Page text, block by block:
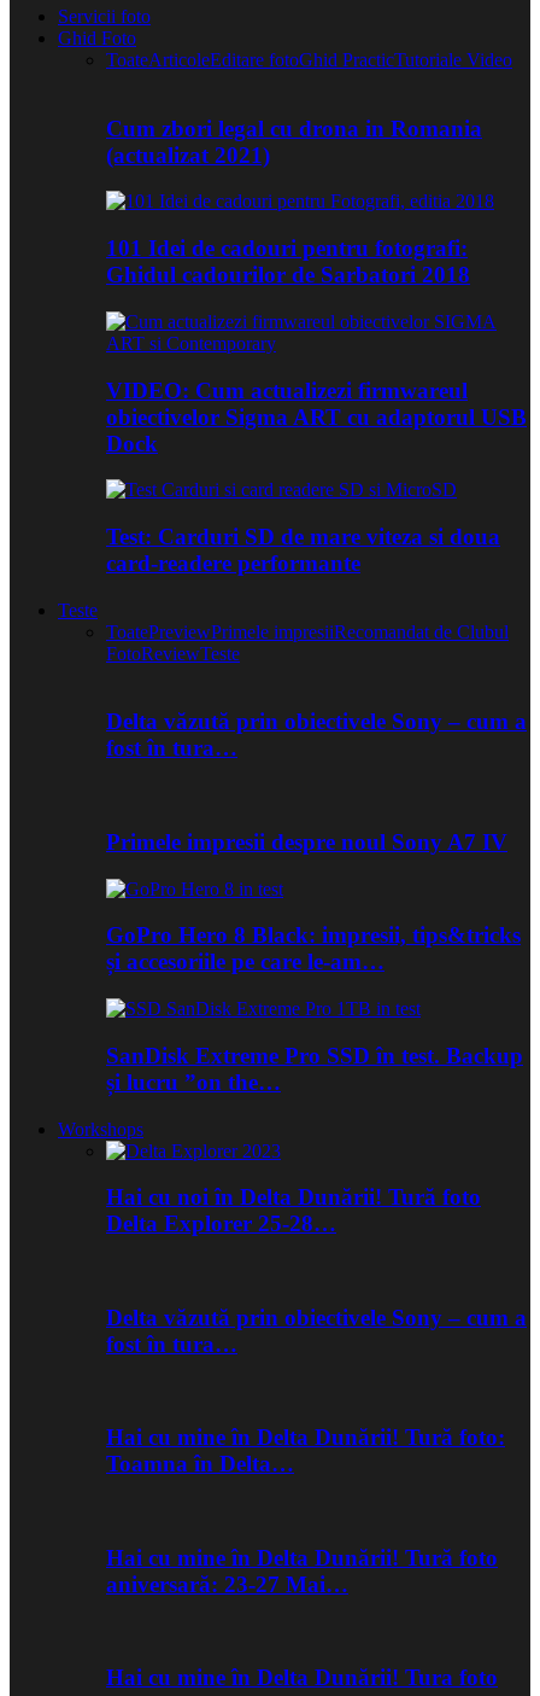
Servicii foto
Ghid Foto
ToateArticoleEditare fotoGhid PracticTutoriale Video
Cum zbori legal cu drona in Romania
(actualizat 2021)
101 Idei de cadouri pentru fotografi:
Ghidul cadourilor de Sarbatori 2018
VIDEO: Cum actualizezi firmwareul
obiectivelor Sigma ART cu adaptorul USB
Dock
Test: Carduri SD de mare viteza si doua
card-readere performante
Teste
ToatePreviewPrimele impresiiRecomandat de Clubul
FotoReviewTeste
Delta văzută prin obiectivele Sony – cum a
fost în tura…
Primele impresii despre noul Sony A7 IV
GoPro Hero 8 Black: impresii, tips&tricks
și accesoriile pe care le-am…
SanDisk Extreme Pro SSD în test. Backup
și lucru ”on the…
Workshops
Hai cu noi în Delta Dunării! Tură foto
Delta Explorer 25-28…
Delta văzută prin obiectivele Sony – cum a
fost în tura…
Hai cu mine în Delta Dunării! Tură foto:
Toamna în Delta…
Hai cu mine în Delta Dunării! Tură foto
aniversară: 23-27 Mai…
Hai cu mine în Delta Dunării! Tura foto